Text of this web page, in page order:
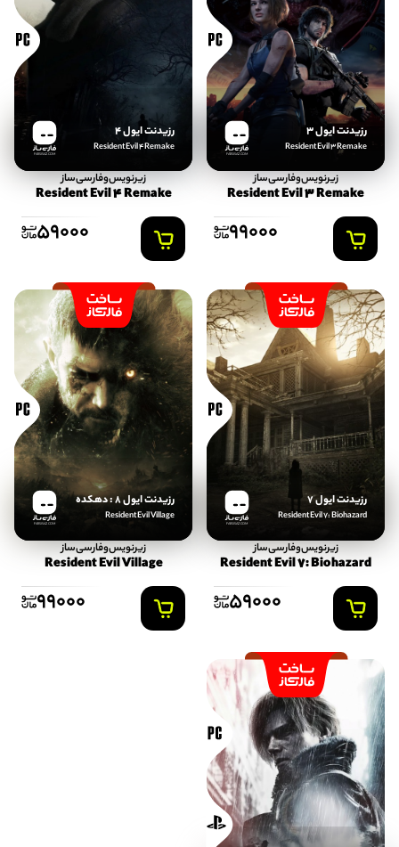
رزیدنت ایول 3
Resident Evil 3 Remake
FARSISAZ.COM
زیرنویس‌و‌فارسی‌ساز
Resident Evil 3 Remake
99000
رزیدنت ایول 4
Resident Evil 4 Remake
FARSISAZ.COM
زیرنویس‌و‌فارسی‌ساز
Resident Evil 4 Remake
59000
رزیدنت ایول 7
Resident Evil 7: Biohazard
FARSISAZ.COM
زیرنویس‌و‌فارسی‌ساز
Resident Evil 7: Biohazard
59000
رزیدنت ایول 8 : دهکده
Resident Evil Village
FARSISAZ.COM
زیرنویس‌و‌فارسی‌ساز
Resident Evil Village
99000